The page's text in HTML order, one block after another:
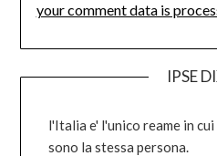
your comment data is
IPSE
l'Italia e' l'unico reame in
sono la stessa persona.